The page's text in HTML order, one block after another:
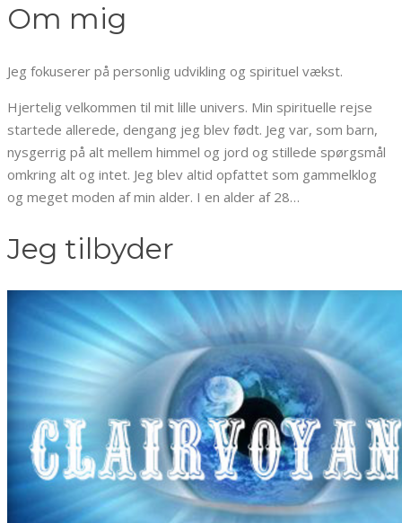
Om mig
Jeg fokuserer på personlig udvikling og spirituel vækst.
Hjertelig velkommen til mit lille univers. Min spirituelle rejse
startede allerede, dengang jeg blev født. Jeg var, som barn,
nysgerrig på alt mellem himmel og jord og stillede spørgsmål
omkring alt og intet. Jeg blev altid opfattet som gammelklog
og meget moden af min alder. I en alder af 28…
Jeg tilbyder